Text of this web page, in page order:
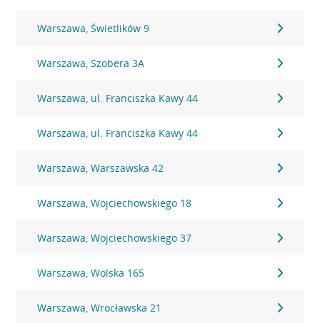
Warszawa, Świetlików 9
Warszawa, Szobera 3A
Warszawa, ul. Franciszka Kawy 44
Warszawa, ul. Franciszka Kawy 44
Warszawa, Warszawska 42
Warszawa, Wojciechowskiego 18
Warszawa, Wojciechowskiego 37
Warszawa, Wolska 165
Warszawa, Wrocławska 21